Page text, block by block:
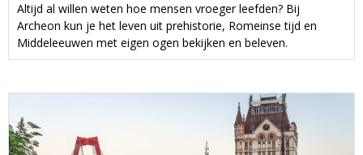
Altijd al willen weten hoe mensen vroeger leefden? Bij
Archeon kun je het leven uit prehistorie, Romeinse tijd en
Middeleeuwen met eigen ogen bekijken en beleven.